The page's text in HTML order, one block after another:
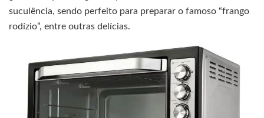
suculência, sendo perfeito para preparar o famoso “frango
rodízio”, entre outras delícias.